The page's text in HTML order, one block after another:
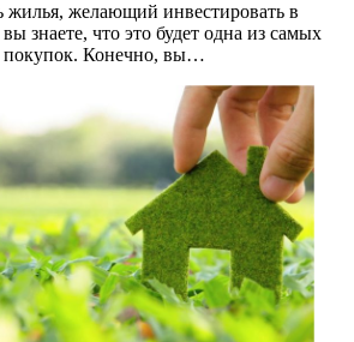
жилья, желающий инвестировать в
знаете, что это будет одна из самых
покупок. Конечно, вы…